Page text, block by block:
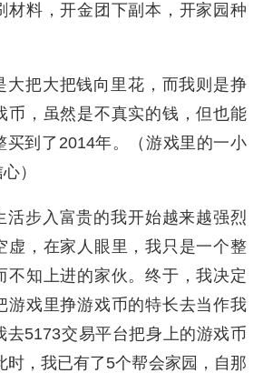
材料，开金团下副本，开家园种
大把大把钱向里花，而我则是挣
币，虽然是不真实的钱，但也能
买到了2014年。（游戏里的一小
）
活步入富贵的我开始越来越强烈
虚，在家人眼里，我只是一个整
不知上进的家伙。终于，我决定
游戏里挣游戏币的特长去当作我
去5173交易平台把身上的游戏币
时，我已有了5个帮会家园，自那